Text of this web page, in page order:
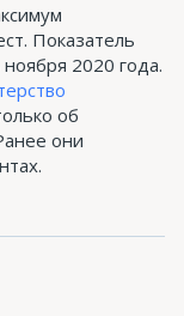
Показатель
2020 года.
об
они